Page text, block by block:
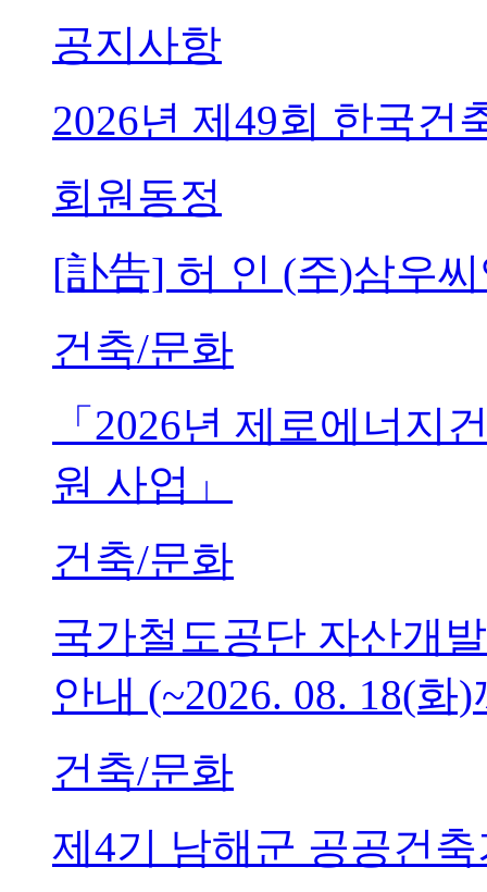
공지사항
2026년 제49회 한국건
회원동정
[訃告] 허 인 (주)삼우
건축/문화
「2026년 제로에너지
원 사업」
건축/문화
국가철도공단 자산개
안내 (~2026. 08. 18(화
건축/문화
제4기 남해군 공공건